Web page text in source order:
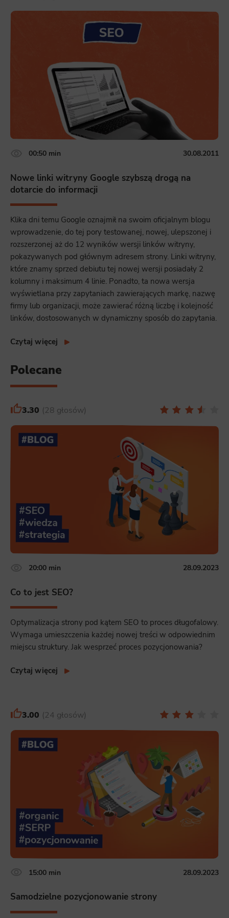
00:50 min 30.08.2011
Nowe linki witryny Google szybszą drogą na
dotarcie do informacji
Klika dni temu Google oznajmił na swoim oficjalnym blogu
wprowadzenie, do tej pory testowanej, nowej, ulepszonej i
rozszerzonej aż do 12 wyników wersji linków witryny,
pokazywanych pod głównym adresem strony. Linki witryny,
które znamy sprzed debiutu tej nowej wersji posiadały 2
kolumny i maksimum 4 linie. Ponadto, ta nowa wersja
wyświetlana przy zapytaniach zawierających markę, nazwę
firmy lub organizacji, może zawierać różną liczbę i kolejność
linków, dostosowanych w dynamiczny sposób do zapytania.
Czytaj więcej
Polecane
3.30 28 głosów
20:00 min 28.09.2023
Co to jest SEO?
Optymalizacja strony pod kątem SEO to proces długofalowy.
Wymaga umieszczenia każdej nowej treści w odpowiednim
miejscu struktury. Jak wesprzeć proces pozycjonowania?
Czytaj więcej
3.00 24 głosów
15:00 min 28.09.2023
Samodzielne pozycjonowanie strony